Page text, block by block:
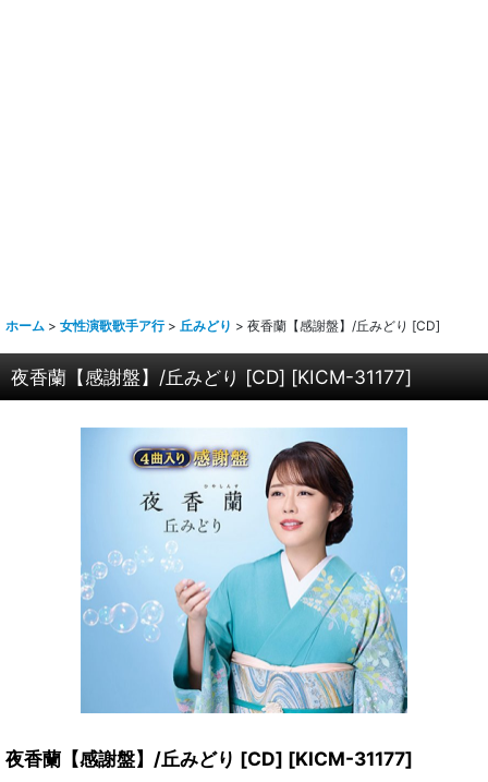
ホーム > 女性演歌歌手ア行 > 丘みどり > 夜香蘭【感謝盤】/丘みどり [CD]
夜香蘭【感謝盤】/丘みどり [CD] [KICM-31177]
夜香蘭【感謝盤】/丘みどり [CD] [KICM-31177]